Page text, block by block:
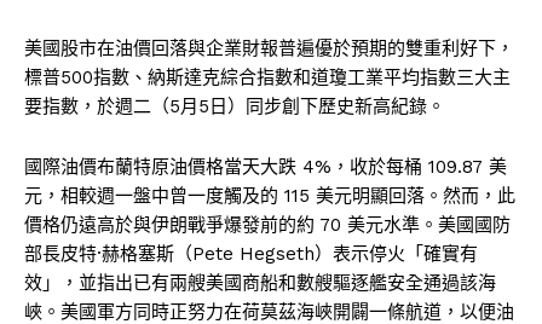
美國股市在油價回落與企業財報普遍優於預期的雙重利好下，
標普500指數、納斯達克綜合指數和道瓊工業平均指數三大主
要指數，於週二（5月5日）同步創下歷史新高紀錄。
國際油價布蘭特原油價格當天大跌 4%，收於每桶 109.87 美
元，相較週一盤中曾一度觸及的 115 美元明顯回落。然而，此
價格仍遠高於與伊朗戰爭爆發前的約 70 美元水準。美國國防
部長皮特·赫格塞斯（Pete Hegseth）表示停火「確實有
效」，並指出已有兩艘美國商船和數艘驅逐艦安全通過該海
峽。美國軍方同時正努力在荷莫茲海峽開闢一條航道，以便油